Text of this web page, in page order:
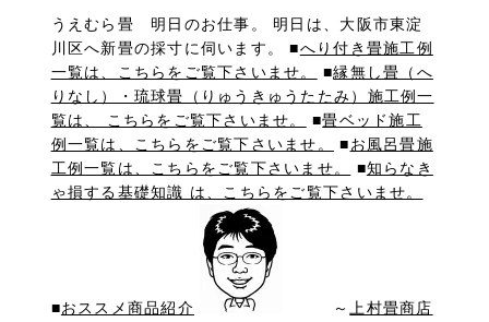
うえむら畳 明日のお仕事。 明日は、大阪市東淀
川区へ新畳の採寸に伺います。 ■へり付き畳施工例
一覧は、こちらをご覧下さいませ。
■縁無し畳（へ
りなし）・琉球畳（りゅうきゅうたたみ）施工例一
覧は、 こちらをご覧下さいませ。
■畳ベッド施工
例一覧は、こちらをご覧下さいませ。
■お風呂畳施
工例一覧は、こちらをご覧下さいませ。
■知らなき
ゃ損する基礎知識 は、こちらをご覧下さいませ。
■おススメ商品紹介 ～
上村畳商店